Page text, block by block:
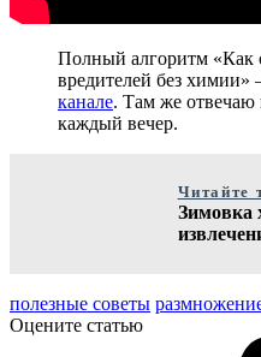
Полный алгоритм «Как
вредителей без
канале. Там же отвечаю
каждый вечер.
Читайте
Зимовка
полезные советы
Оцените статью